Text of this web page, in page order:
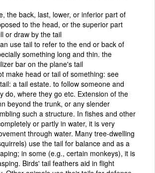
the back, last, lower, or inferior part of
to the head, or the superior part
or draw by the tail
use tail to refer to the end or back of
something long and thin. the
bar on the plane's tail
make head or tail of something: see
a tail estate. to follow someone and
do, where they go etc. Extension of the
beyond the trunk, or any slender
such a structure. In fishes and other
or partly in water, it is very
through water. Many tree-dwelling
use the tail for balance and as a
in some (e.g., certain monkeys), it is
Birds' tail feathers aid in flight